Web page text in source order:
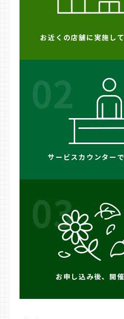
お近くの店舗に実施し
02
サービスカウンター
03
お申し込み後、開